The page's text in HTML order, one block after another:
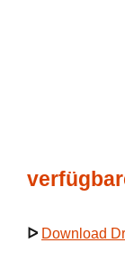
ᐅ Download